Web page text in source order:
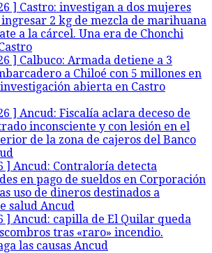
] Castro: investigan a dos mujeres
2 kg de mezcla de marihuana
a la cárcel. Una era de Chonchi
] Calbuco: Armada detiene a 3
a Chiloé con 5 millones en
abierta en Castro
] Ancud: Fiscalía aclara deceso de
inconsciente y con lesión en el
de la zona de cajeros del Banco
] Ancud: Contraloría detecta
en pago de sueldos en Corporación
uso de dineros destinados a
salud Ancud
] Ancud: capilla de El Quilar queda
tras «raro» incendio.
las causas Ancud